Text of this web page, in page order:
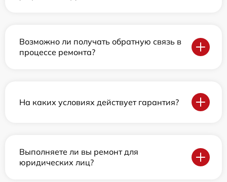
Возможно ли получать обратную связь в
процессе ремонта?
На каких условиях действует гарантия?
Выполняете ли вы ремонт для
юридических лиц?